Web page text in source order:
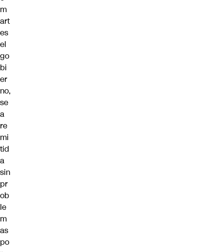
m
art
es
el
go
bi
er
no,
se
a
re
mi
tid
a
sin
pr
ob
le
m
as
po